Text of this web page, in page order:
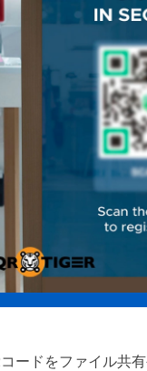
ードをファイル共